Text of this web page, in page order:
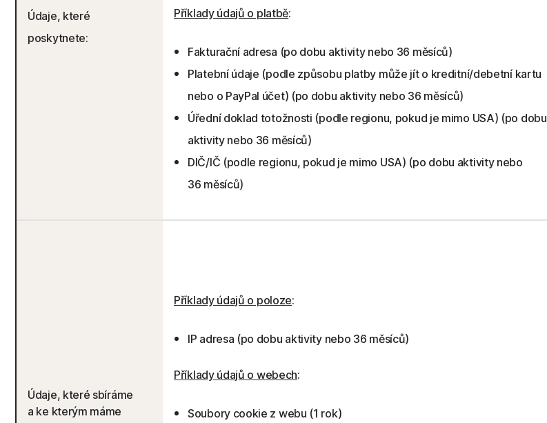
Údaje, které
poskytnete:
Příklady údajů o platbě:
Fakturační adresa (po dobu aktivity nebo 36 měsíců)
Platební údaje (podle způsobu platby může jít o kreditní/debetní kartu
nebo o PayPal účet) (po dobu aktivity nebo 36 měsíců)
Úřední doklad totožnosti (podle regionu, pokud je mimo USA) (po dobu
aktivity nebo 36 měsíců)
DIČ/IČ (podle regionu, pokud je mimo USA) (po dobu aktivity nebo
36 měsíců)
Údaje, které sbíráme
a ke kterým máme
Příklady údajů o poloze:
IP adresa (po dobu aktivity nebo 36 měsíců)
Příklady údajů o webech:
Soubory cookie z webu (1 rok)